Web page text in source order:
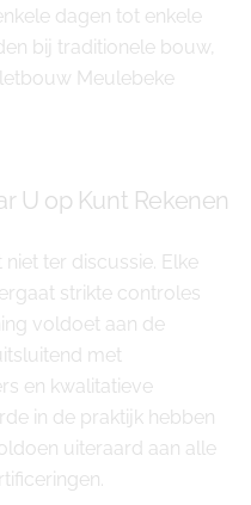
dagen tot enkele
bij traditionele bouw,
Meulebeke
U op Kunt Rekenen
ter discussie. Elke
strikte controles
voldoet aan de
met
en kwalitatieve
in de praktijk hebben
uiteraard aan alle